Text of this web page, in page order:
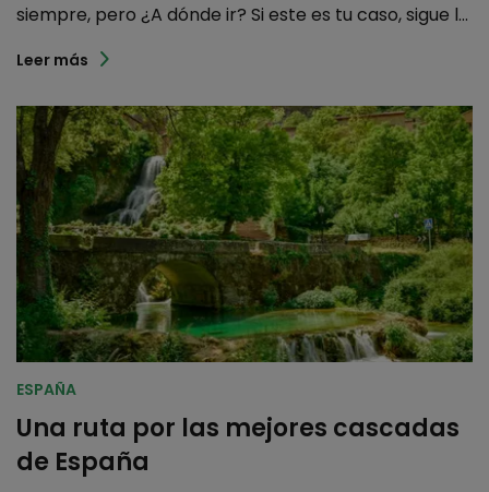
siempre, pero ¿A dónde ir? Si este es tu caso, sigue l...
Leer más
ESPAÑA
Una ruta por las mejores cascadas
de España